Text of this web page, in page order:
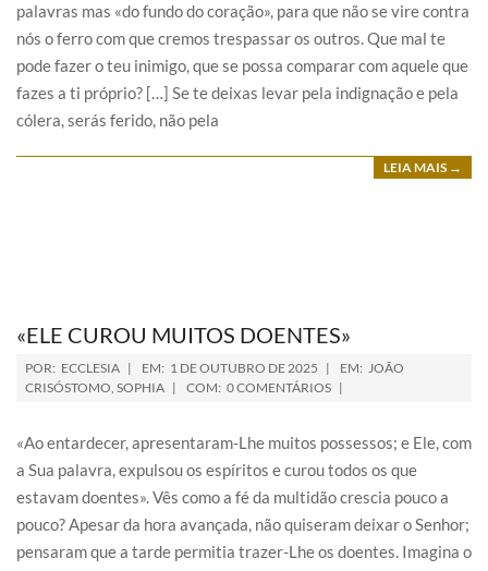
palavras mas «do fundo do coração», para que não se vire contra
nós o ferro com que cremos trespassar os outros. Que mal te
pode fazer o teu inimigo, que se possa comparar com aquele que
fazes a ti próprio? […] Se te deixas levar pela indignação e pela
cólera, serás ferido, não pela
LEIA MAIS →
«ELE CUROU MUITOS DOENTES»
POR: ECCLESIA EM: 1 DE OUTUBRO DE 2025 EM: JOÃO
CRISÓSTOMO, SOPHIA COM: 0 COMENTÁRIOS
«Ao entardecer, apresentaram-Lhe muitos possessos; e Ele, com
a Sua palavra, expulsou os espíritos e curou todos os que
estavam doentes». Vês como a fé da multidão crescia pouco a
pouco? Apesar da hora avançada, não quiseram deixar o Senhor;
pensaram que a tarde permitia trazer-Lhe os doentes. Imagina o